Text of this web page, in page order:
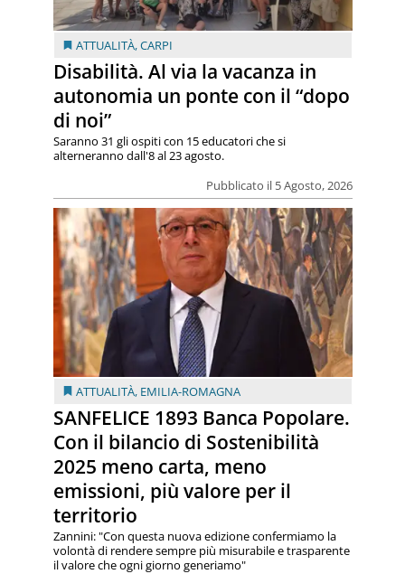
ATTUALITÀ,CARPI
Disabilità. Al via la vacanza in
autonomia un ponte con il “dopo
di noi”
Pubblicato il 5 Agosto, 2026
Saranno 31 gli ospiti con 15 educatori che si
alterneranno dall'8 al 23 agosto.
ATTUALITÀ, EMILIA-ROMAGNA
SANFELICE 1893 Banca Popolare.
Con il bilancio di Sostenibilità
2025 meno carta, meno
emissioni, più valore per il
territorio
Zannini: "Con questa nuova edizione confermiamo la
volontà di rendere sempre più misurabile e trasparente
il valore che ogni giorno generiamo"